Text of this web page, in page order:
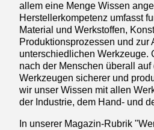
allem eine Menge Wissen
Herstellerkompetenz umfasst
Material und Werkstoffen,
Produktionsprozessen und zur
unterschiedlichen Werkzeuge.
nach der Menschen überall
Werkzeugen sicherer und
wir unser Wissen mit allen
der Industrie, dem Hand- und
In unserer Magazin-Rubrik